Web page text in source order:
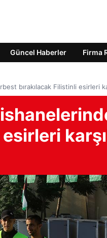
Güncel Haberler Firma
bırakılacak Filistinli esirleri